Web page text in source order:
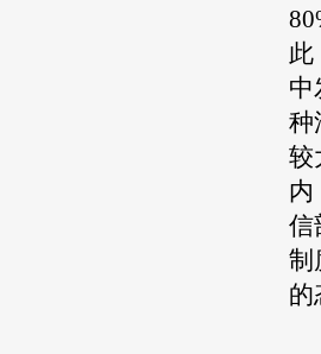
此
中
种
较
内
信
制
的